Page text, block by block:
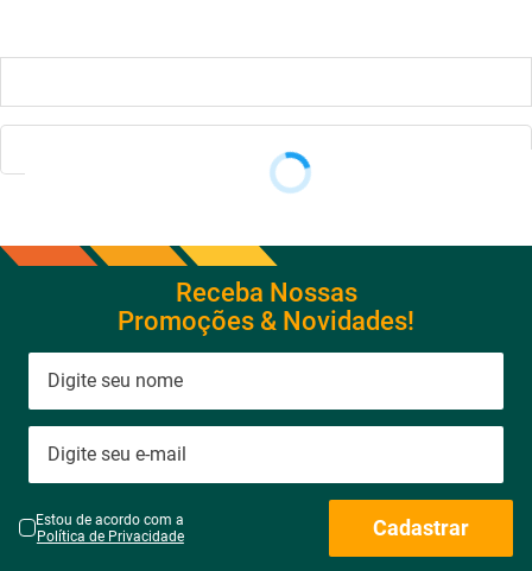
Receba Nossas
Promoções & Novidades!
Estou de acordo com a
Política de Privacidade
Cadastrar